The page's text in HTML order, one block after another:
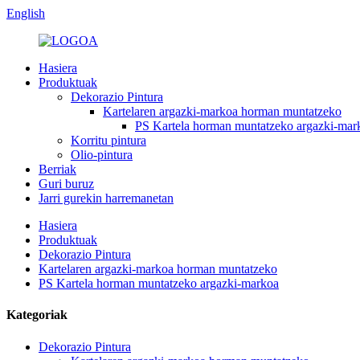
English
Hasiera
Produktuak
Dekorazio Pintura
Kartelaren argazki-markoa horman muntatzeko
PS Kartela horman muntatzeko argazki-
Korritu pintura
Olio-pintura
Berriak
Guri buruz
Jarri gurekin harremanetan
Hasiera
Produktuak
Dekorazio Pintura
Kartelaren argazki-markoa horman muntatzeko
PS Kartela horman muntatzeko argazki-markoa
Kategoriak
Dekorazio Pintura